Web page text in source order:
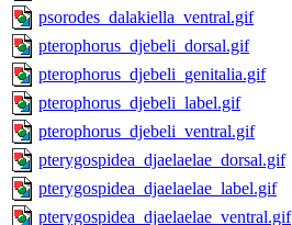
psorodes_dalakiella_ventral.gif
pterophorus_djebeli_dorsal.gif
pterophorus_djebeli_genitalia.gif
pterophorus_djebeli_label.gif
pterophorus_djebeli_ventral.gif
pterygospidea_djaelaelae_dorsal.gif
pterygospidea_djaelaelae_label.gif
pterygospidea_djaelaelae_ventral.gif